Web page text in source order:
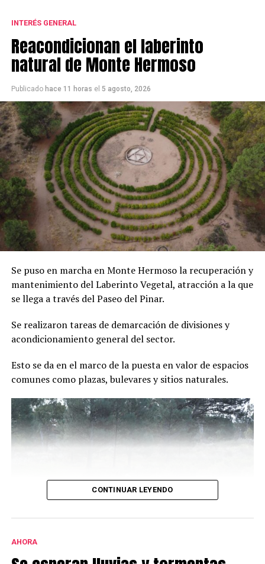
INTERÉS GENERAL
Reacondicionan el laberinto
natural de Monte Hermoso
Publicado hace 11 horas el 5 agosto, 2026
Se puso en marcha en Monte Hermoso la recuperación y
mantenimiento del Laberinto Vegetal, atracción a la que
se llega a través del Paseo del Pinar.
Se realizaron tareas de demarcación de divisiones y
acondicionamiento general del sector.
Esto se da en el marco de la puesta en valor de espacios
comunes como plazas, bulevares y sitios naturales.
CONTINUAR LEYENDO
AHORA